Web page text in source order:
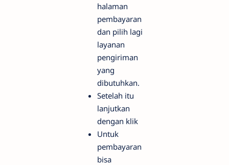
halaman
pembayaran
dan pilih lagi
layanan
pengiriman
yang
dibutuhkan.
Setelah itu
lanjutkan
dengan klik
Untuk
pembayaran
bisa